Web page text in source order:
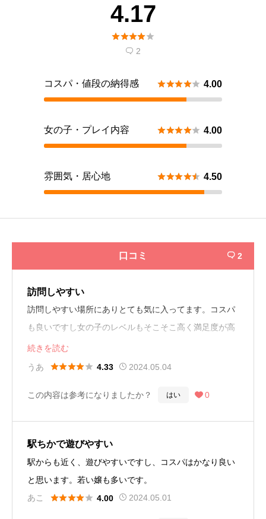
4.17

 2
コスパ・値段の納得感  4.00
女の子・プレイ内容  4.00
雰囲気・居心地  4.50
口コミ  2
訪問しやすい
訪問しやすい場所にありとても気に入ってます。コスパ
も良いですし女の子のレベルもそこそこ高く満足度が高
いです。
続きを読む
うあ
 4.33 2024.05.04
この内容は参考になりましたか？ はい  0
駅ちかで遊びやすい
駅からも近く、遊びやすいですし、コスパはかなり良い
と思います。若い嬢も多いです。
あこ
 4.00 2024.05.01